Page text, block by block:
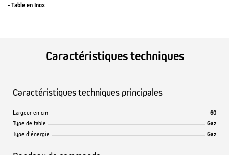
- Table en Inox
Caractéristiques techniques
Caractéristiques techniques principales
Largeur en cm
60
Type de table
Gaz
Type d'énergie
Gaz